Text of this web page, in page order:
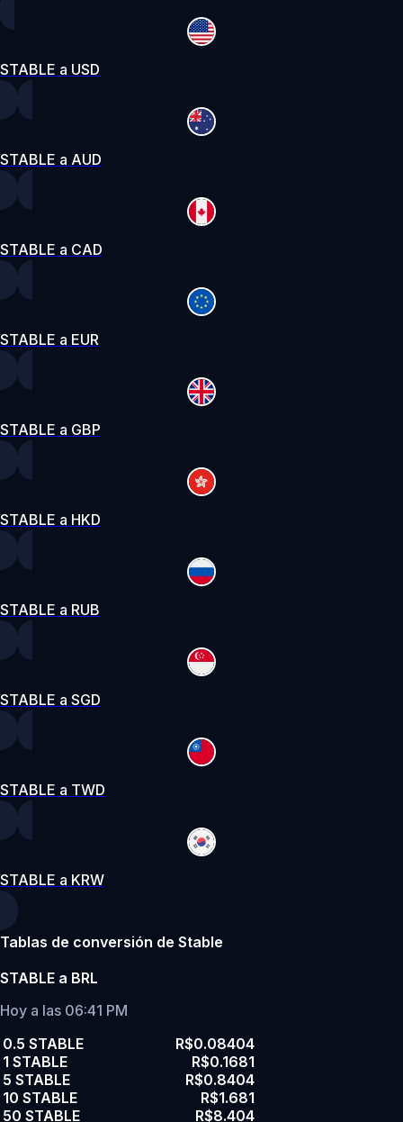
STABLE a USD
STABLE a AUD
STABLE a CAD
STABLE a EUR
STABLE a GBP
STABLE a HKD
STABLE a RUB
STABLE a SGD
STABLE a TWD
STABLE a KRW
Tablas de conversión de Stable
STABLE a BRL
Hoy a las 06:41 PM
0.5 STABLE
R$0.08404
1 STABLE
R$0.1681
5 STABLE
R$0.8404
10 STABLE
R$1.681
50 STABLE
R$8.404